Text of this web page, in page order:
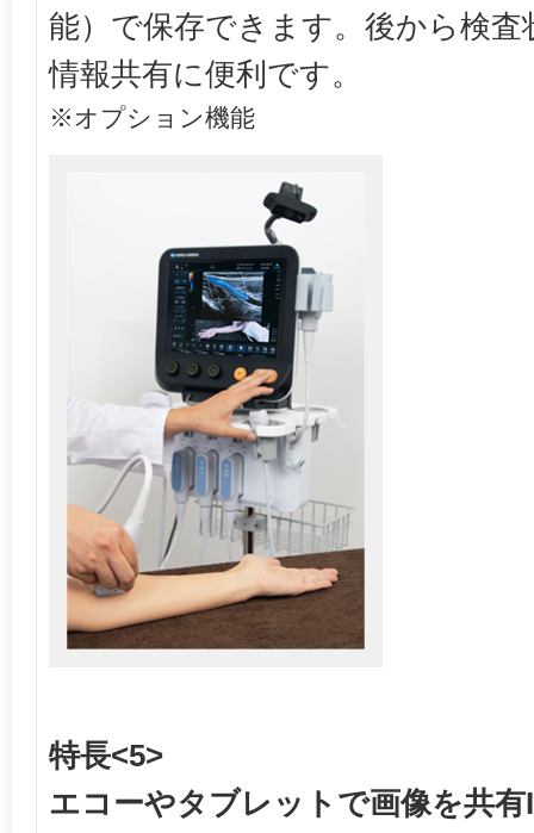
能）で保存できます。後から検
情報共有に便利です。
※オプション機能
特長<5>
エコーやタブレットで画像を共